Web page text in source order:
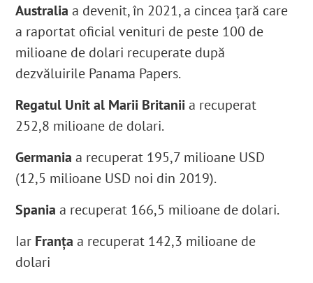
Australiaa devenit, în 2021, a cincea țară care
a raportat oficial venituri de peste 100 de
milioane de dolari recuperate după
dezvăluirile Panama Papers.
Regatul Unit al Marii Britaniia recuperat
252,8 milioane de dolari.
Germaniaa recuperat 195,7 milioane USD
(12,5 milioane USD noi din 2019).
Spaniaa recuperat 166,5 milioane de dolari.
Iar Franța a recuperat 142,3 milioane de
dolari